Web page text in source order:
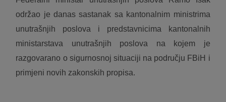
održao je danas sastanak sa kantonalnim ministrima
unutrašnjih poslova i predstavnicima kantonalnih
ministarstava unutrašnjih poslova na kojem je
razgovarano o sigurnosnoj situaciji na području FBiH i
primjeni novih zakonskih propisa.